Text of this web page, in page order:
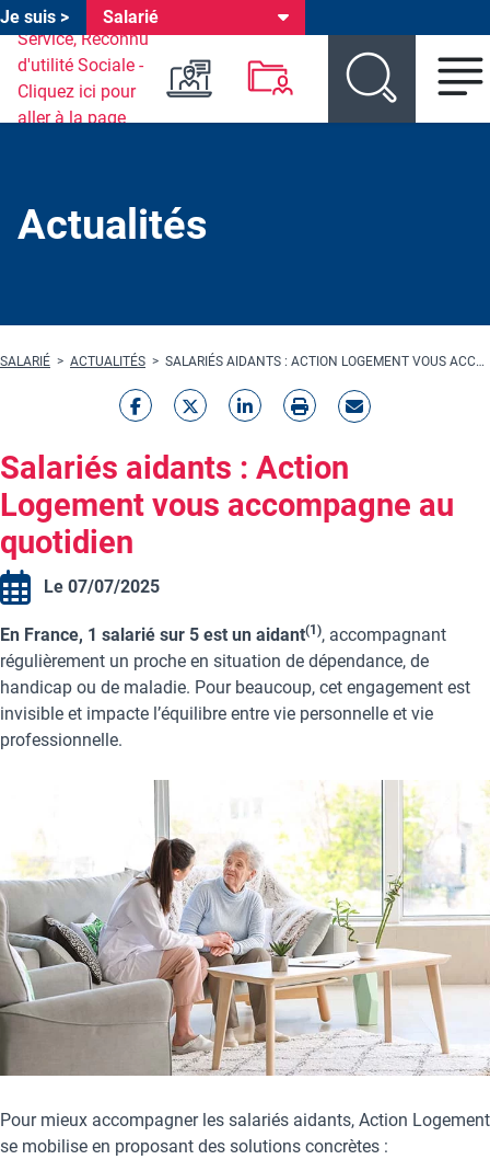
Header environnements
Je suis > Salarié
Actualités
Fil d'Ariane
SALARIÉ ACTUALITÉS SALARIÉS AIDANTS : ACTION LOGEMENT VOUS ACCOMPAGNE AU QUOTIDIEN
Salariés aidants : Action
Logement vous accompagne au
quotidien
Le 07/07/2025
En France, 1 salarié sur 5 est un aidant(1), accompagnant
régulièrement un proche en situation de dépendance, de
handicap ou de maladie. Pour beaucoup, cet engagement est
invisible et impacte l’équilibre entre vie personnelle et vie
professionnelle.
Pour mieux accompagner les salariés aidants, Action Logement
se mobilise en proposant des solutions concrètes :